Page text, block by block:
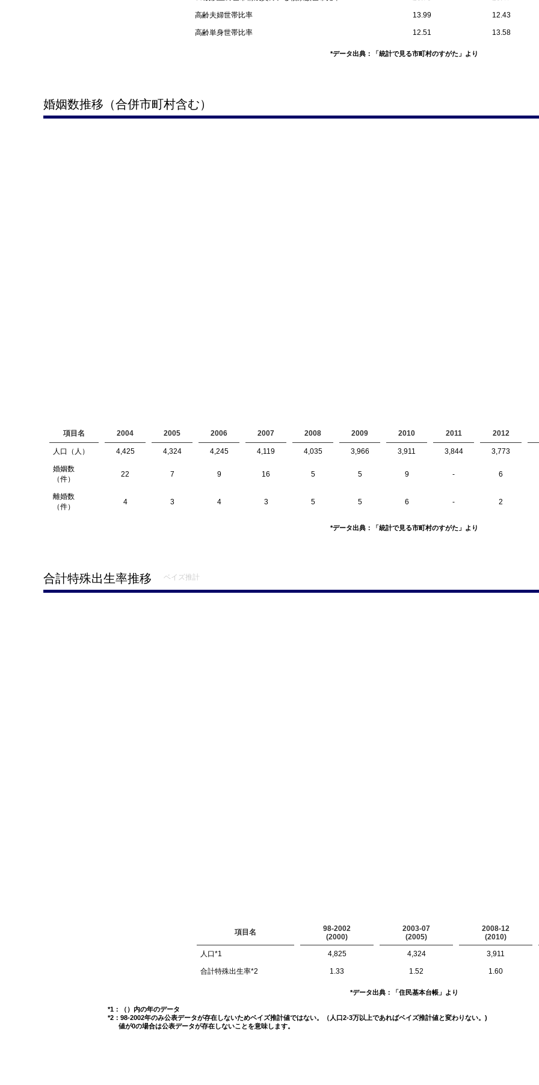
高齢夫婦世帯比率 13.99 12.43
高齢単身世帯比率 12.51 13.58
*データ出典：「統計で見る市町村のすがた」より
婚姻数推移（合併市町村含む）
項目名 2004 2005 2006 2007 2008 2009 2010 2011 2012
人口（人） 4,425 4,324 4,245 4,119 4,035 3,966 3,911 3,844 3,773
婚姻数
（件）
22 7 9 16 5 5 9 - 6
離婚数
（件）
4 3 4 3 5 5 6 - 2
*データ出典：「統計で見る市町村のすがた」より
合計特殊出生率推移 ベイズ推計
項目名
98-2002
(2000)
2003-07
(2005)
2008-12
(2010)
人口*1 4,825 4,324 3,911
合計特殊出生率*2 1.33 1.52 1.60
*データ出典：「住民基本台帳」より
*1：（）内の年のデータ
*2：98-2002年のみ公表データが存在しないためベイズ推計値ではない。（人口2-3万以上であればベイズ推計値と変わりない。)
値が0の場合は公表データが存在しないことを意味します。